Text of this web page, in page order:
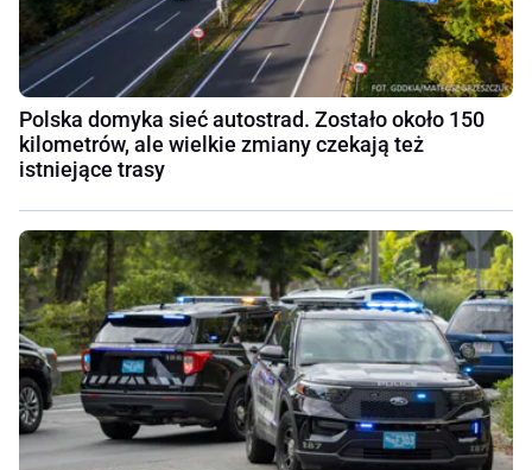
Polska domyka sieć autostrad. Zostało około 150
kilometrów, ale wielkie zmiany czekają też
istniejące trasy